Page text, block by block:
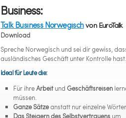
Business:
Talk Business Norwegischvon EuroTalk
Download
Spreche Norwegisch und sei dir gewiss,
ausländisches Geschäft unter Kontrolle hast.
Ideal für Leute die:
Für ihreArbeit und Geschäftsreisen
müssen.
Ganze Sätzeanstatt nur einzelne
Das Steigern des Selbstvertrauens um